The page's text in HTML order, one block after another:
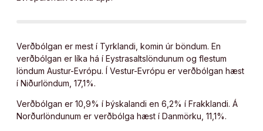
Verðbólgan er mest í Tyrklandi, komin úr böndum. En
verðbólgan er líka há í Eystrasaltslöndunum og flestum
löndum Austur-Evrópu. Í Vestur-Evrópu er verðbólgan hæst
í Niðurlöndum, 17,1%.
Verðbólgan er 10,9% í Þýskalandi en 6,2% í Frakklandi. Á
Norðurlöndunum er verðbólga hæst í Danmörku, 11,1%.